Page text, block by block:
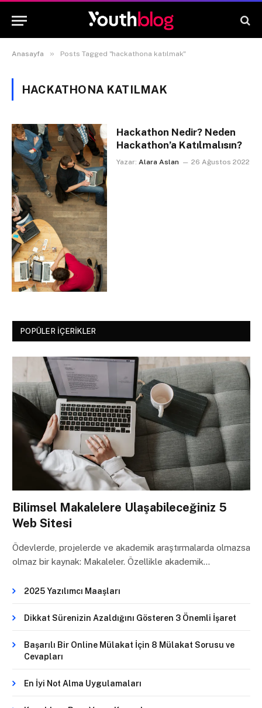
Anasayfa » Posts Tagged "hackathona katılmak"
HACKATHONA KATILMAK
Hackathon Nedir? Neden
Hackathon’a Katılmalısın?
Yazar: Alara Aslan 26 Ağustos 2022
POPÜLER İÇERIKLER
Bilimsel Makalelere Ulaşabileceğiniz 5
Web Sitesi
Ödevlerde, projelerde ve akademik araştırmalarda olmazsa
olmaz bir kaynak: Makaleler. Özellikle akademik…
2025 Yazılımcı Maaşları
Dikkat Sürenizin Azaldığını Gösteren 3 Önemli İşaret
Başarılı Bir Online Mülakat İçin 8 Mülakat Sorusu ve
Cevapları
En İyi Not Alma Uygulamaları